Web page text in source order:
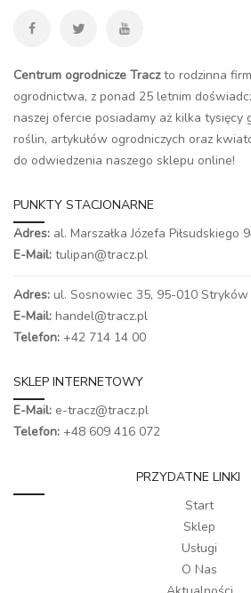
Centrum ogrodnicze Traczto rodzinna
ogrodnictwa, z ponad 25 letnim
naszej ofercie posiadamy aż kilka tysięcy
roślin, artykułów ogrodniczych oraz
do odwiedzenia naszego sklepu online!
PUNKTY STACJONARNE
Adres: al. Marszałka Józefa Piłsudskiego
E-Mail: tulipan@tracz.pl
Adres: ul. Sosnowiec 35, 95-010 Stryków
E-Mail: handel@tracz.pl
Telefon: +42 714 14 00
SKLEP INTERNETOWY
E-Mail: e-tracz@tracz.pl
Telefon: +48 609 416 072
PRZYDATNE LINKI
Start
Sklep
Usługi
O Nas